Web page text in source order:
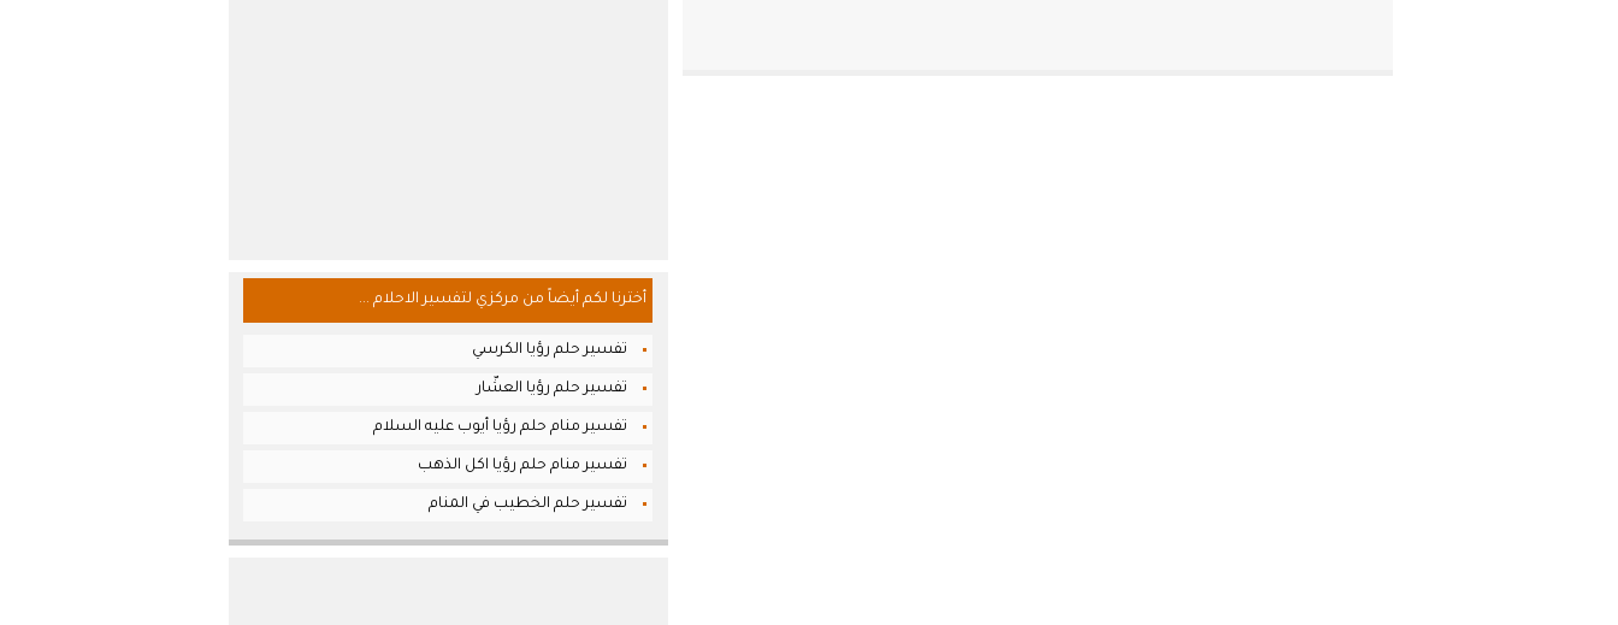
أخترنا لكم أيضاً من مركزي لتفسير الاحلام ...
تفسير حلم رؤيا الكرسي
تفسير حلم رؤيا العشّار
تفسير منام حلم رؤيا أيوب عليه السلام
تفسير منام حلم رؤيا اكل الذهب
تفسير حلم الخطيب في المنام